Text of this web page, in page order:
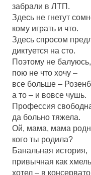
забрали в ЛТП.
Здесь не гнетут
кому играть и что.
Здесь спросом
диктуется на сто.
Поэтому не балуюсь,
пою не что хочу –
все больше –
а то – и вовсе чушь.
Профессия
да больно тяжела.
Ой, мама, мама
кого ты родила?
Банальная история,
привычная как
хотел – в